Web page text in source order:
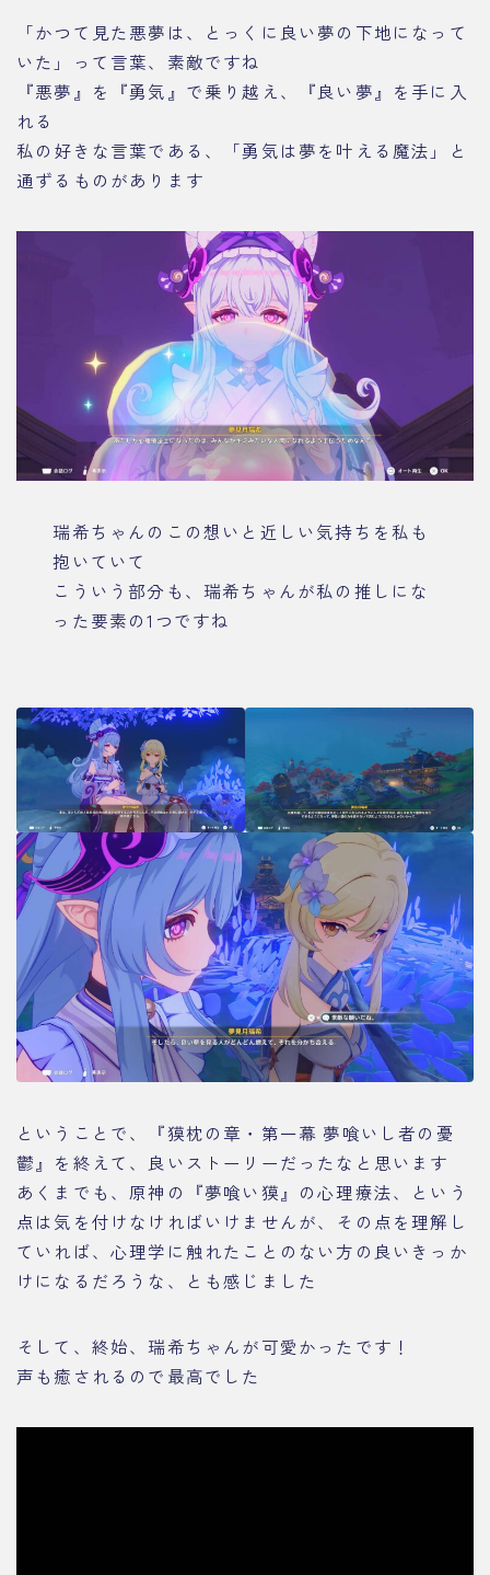
「かつて見た悪夢は、とっくに良い夢の下地になって
いた」って言葉、素敵ですね
『悪夢』を『勇気』で乗り越え、『良い夢』を手に入
れる
私の好きな言葉である、「勇気は夢を叶える魔法」と
通ずるものがあります
瑞希ちゃんのこの想いと近しい気持ちを私も
抱いていて
こういう部分も、瑞希ちゃんが私の推しにな
った要素の1つですね
ということで、『獏枕の章・第一幕 夢喰いし者の憂
鬱』を終えて、良いストーリーだったなと思います
あくまでも、原神の『夢喰い獏』の心理療法、という
点は気を付けなければいけませんが、その点を理解し
ていれば、心理学に触れたことのない方の良いきっか
けになるだろうな、とも感じました
そして、終始、瑞希ちゃんが可愛かったです！
声も癒されるので最高でした